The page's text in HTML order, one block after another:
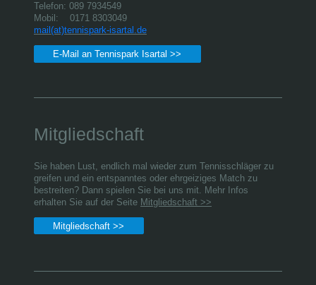
Telefon: 089 7934549
Mobil: 0171 8303049
mail(at)tennispark-isartal.de
E-Mail an Tennispark Isartal >>
Mitgliedschaft
Sie haben Lust, endlich mal wieder zum Tennisschläger zu
greifen und ein entspanntes oder ehrgeiziges Match zu
bestreiten? Dann spielen Sie bei uns mit. Mehr Infos
erhalten Sie auf der Seite Mitgliedschaft >>
Mitgliedschaft >>